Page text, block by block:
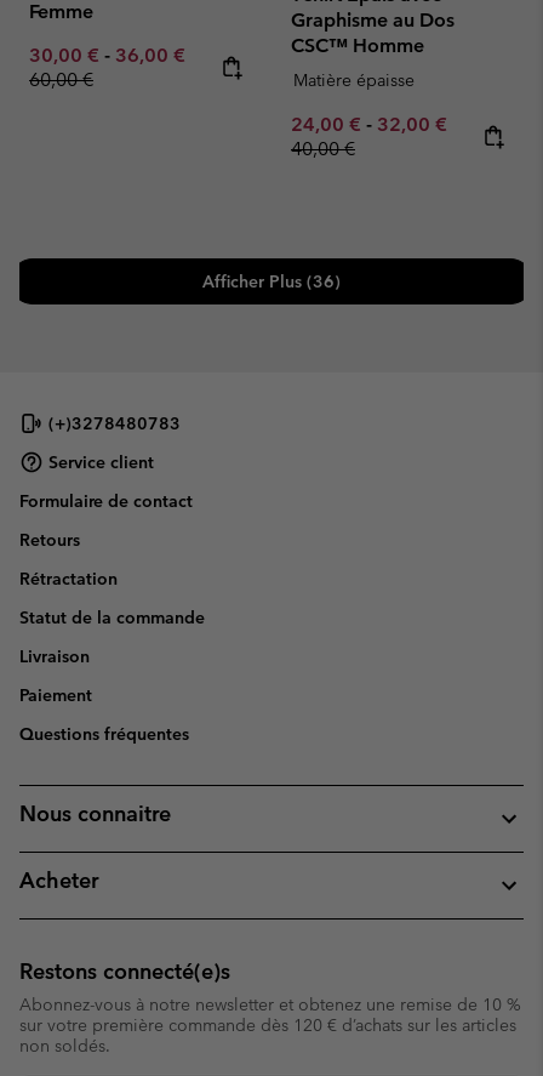
Femme
Minimum sale price:
30,00 € - Maximum sale price:
36,00 € Regular price:
60,00 €
Graphisme au Dos
CSC™ Homme
Matière épaisse
Minimum sale price:
24,00 € - Maximum sale
32,00 € Regular
40,00 €
Afficher Plus (36)
(+)3278480783
Service client
Formulaire de contact
Retours
Rétractation
Statut de la commande
Livraison
Paiement
Questions fréquentes
Nous connaitre
Acheter
Restons connecté(e)s
Abonnez-vous à notre newsletter et obtenez une remise de 10 %
sur votre première commande dès 120 € d’achats sur les articles
non soldés.